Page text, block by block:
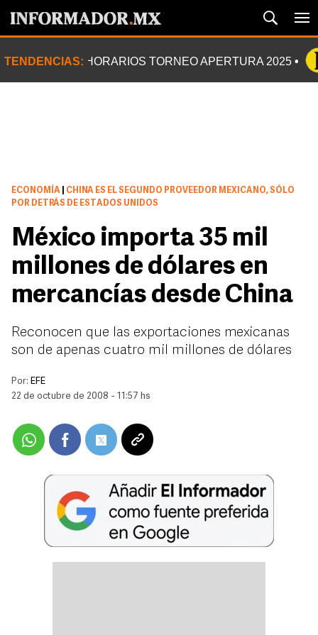
TENDENCIAS: HORARIOS TORNEO APERTURA 2025
ECONOMÍA
CHINA ES EL SEGUNDO PROVEEDOR MEXICANO, SÓLO
POR DETRÁS DE ESTADOS UNIDOS
México importa 35 mil
millones de dólares en
mercancías desde China
Reconocen que las exportaciones mexicanas
son de apenas cuatro mil millones de dólares
Por: EFE
22 de octubre de 2008 - 11:57 hs